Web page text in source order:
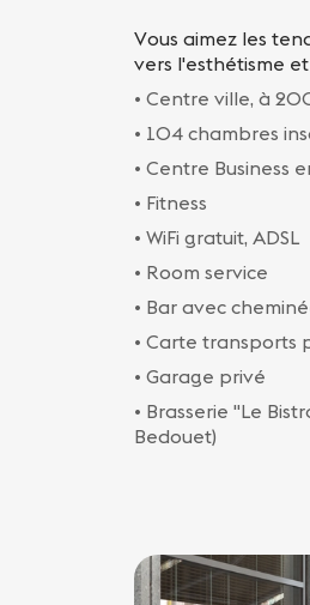
Vous aimez les
vers l'esthétisme
• Centre ville, à
• 104 chambres
• Centre Business
• Fitness
• WiFi gratuit, ADSL
• Room service
• Bar avec
• Carte transports
• Garage privé
• Brasserie "Le
Bedouet)